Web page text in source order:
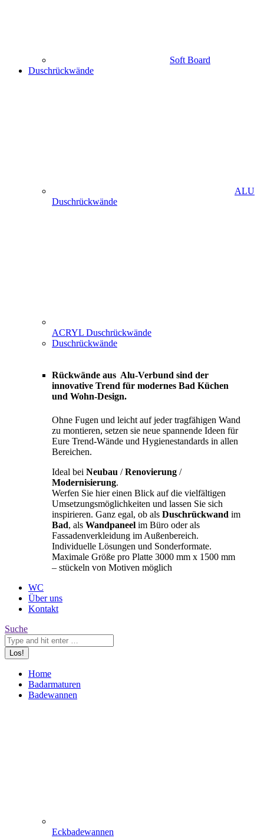
Soft Board
Duschrückwände
ALU
Duschrückwände
ACRYL Duschrückwände
Duschrückwände
Rückwände aus Alu-Verbund sind der
innovative Trend für modernes Bad Küchen
und Wohn-Design.
Ohne Fugen und leicht auf jeder tragfähigen Wand
zu montieren, setzen sie neue spannende Ideen für
Eure Trend-Wände und Hygienestandards in allen
Bereichen.
Ideal bei Neubau /Renovierung /
Modernisierung.
Werfen Sie hier einen Blick auf die vielfältigen
Umsetzungsmöglichkeiten und lassen Sie sich
inspirieren. Ganz egal, ob als Duschrückwand im
Bad, als Wandpaneel im Büro oder als
Fassadenverkleidung im Außenbereich.
Individuelle Lösungen und Sonderformate.
Maximale Größe pro Platte 3000 mm x 1500 mm
– stückeln von Motiven möglich
WC
Über uns
Kontakt
Search:
Suche
Home
Badarmaturen
Badewannen
Eckbadewannen